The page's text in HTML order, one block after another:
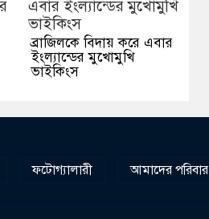
ব্রাজিলকে বিদায় করে এবার
ইংল্যান্ডের মুখোমুখি
ভাইকিংস
ফটোগ্যালারী আমাদের পরিবার